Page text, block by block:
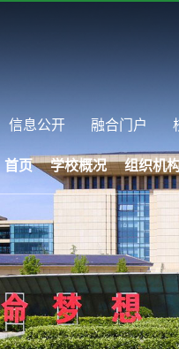
信息公开 融合门户
首页 学校概况 组织机